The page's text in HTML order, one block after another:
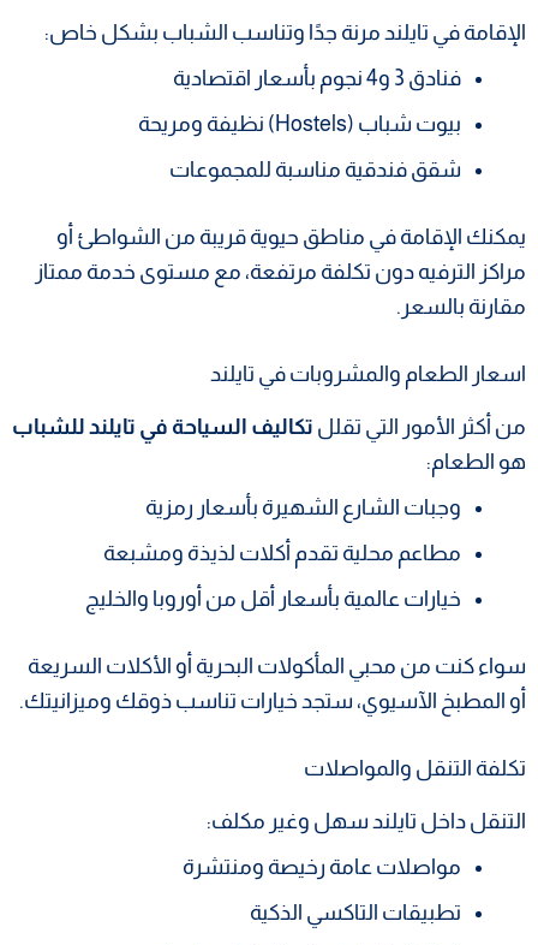
الإقامة في تايلند مرنة جدًا وتناسب الشباب بشكل خاص:
فنادق 3 و4 نجوم بأسعار اقتصادية
بيوت شباب (Hostels) نظيفة ومريحة
شقق فندقية مناسبة للمجموعات
يمكنك الإقامة في مناطق حيوية قريبة من الشواطئ أو
مراكز الترفيه دون تكلفة مرتفعة، مع مستوى خدمة ممتاز
مقارنة بالسعر.
اسعار الطعام والمشروبات في تايلند
من أكثر الأمور التي تقلل تكاليف السياحة في تايلند للشباب
هو الطعام:
وجبات الشارع الشهيرة بأسعار رمزية
مطاعم محلية تقدم أكلات لذيذة ومشبعة
خيارات عالمية بأسعار أقل من أوروبا والخليج
سواء كنت من محبي المأكولات البحرية أو الأكلات السريعة
أو المطبخ الآسيوي، ستجد خيارات تناسب ذوقك وميزانيتك.
تكلفة التنقل والمواصلات
التنقل داخل تايلند سهل وغير مكلف:
مواصلات عامة رخيصة ومنتشرة
تطبيقات التاكسي الذكية